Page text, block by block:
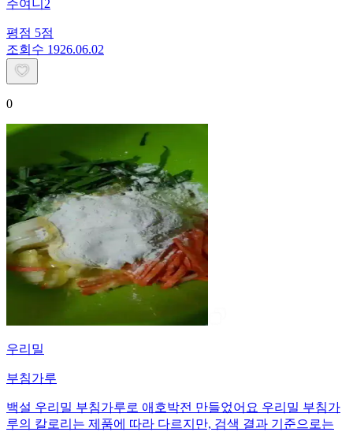
주여니2
평점 5점
조회수 1926.06.02
0
우리밀
부침가루
백설 우리밀 부침가루로 애호박전 만들었어요 우리밀 부침가
루의 칼로리는 제품에 따라 다르지만, 검색 결과 기준으로는